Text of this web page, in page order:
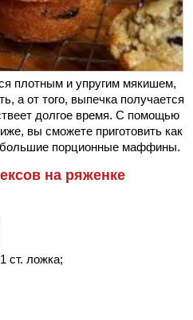
плотным и упругим мякишем,
а от того, выпечка получается
долгое время. С помощью
вы сможете приготовить как
порционные маффины.
на ряженке
ст. ложка;